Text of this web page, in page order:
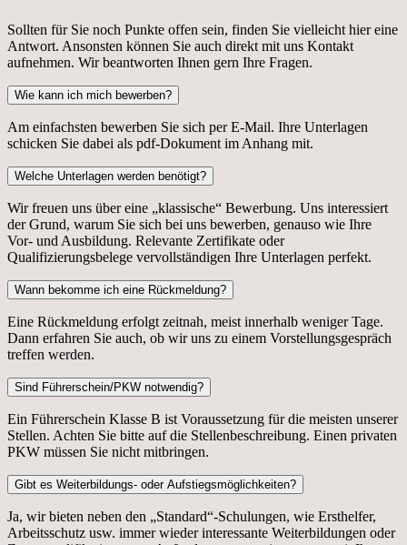
Sollten für Sie noch Punkte offen sein, finden Sie vielleicht hier eine
Antwort. Ansonsten können Sie auch direkt mit uns Kontakt
aufnehmen. Wir beantworten Ihnen gern Ihre Fragen.
Wie kann ich mich bewerben?
Am einfachsten bewerben Sie sich per E-Mail. Ihre Unterlagen
schicken Sie dabei als pdf-Dokument im Anhang mit.
Welche Unterlagen werden benötigt?
Wir freuen uns über eine „klassische“ Bewerbung. Uns interessiert
der Grund, warum Sie sich bei uns bewerben, genauso wie Ihre
Vor- und Ausbildung. Relevante Zertifikate oder
Qualifizierungsbelege vervollständigen Ihre Unterlagen perfekt.
Wann bekomme ich eine Rückmeldung?
Eine Rückmeldung erfolgt zeitnah, meist innerhalb weniger Tage.
Dann erfahren Sie auch, ob wir uns zu einem Vorstellungsgespräch
treffen werden.
Sind Führerschein/PKW notwendig?
Ein Führerschein Klasse B ist Voraussetzung für die meisten unserer
Stellen. Achten Sie bitte auf die Stellenbeschreibung. Einen privaten
PKW müssen Sie nicht mitbringen.
Gibt es Weiterbildungs- oder Aufstiegsmöglichkeiten?
Ja, wir bieten neben den „Standard“-Schulungen, wie Ersthelfer,
Arbeitsschutz usw. immer wieder interessante Weiterbildungen oder